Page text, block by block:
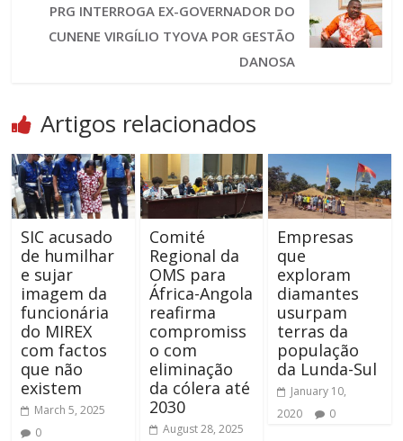
PRG INTERROGA EX-GOVERNADOR DO
CUNENE VIRGÍLIO TYOVA POR GESTÃO
DANOSA
Artigos relacionados
SIC acusado
de humilhar
e sujar
imagem da
funcionária
do MIREX
com factos
que não
existem
March 5, 2025
0
Comité
Regional da
OMS para
África-Angola
reafirma
compromiss
o com
eliminação
da cólera até
2030
August 28, 2025
Empresas
que
exploram
diamantes
usurpam
terras da
população
da Lunda-Sul
January 10,
2020
0